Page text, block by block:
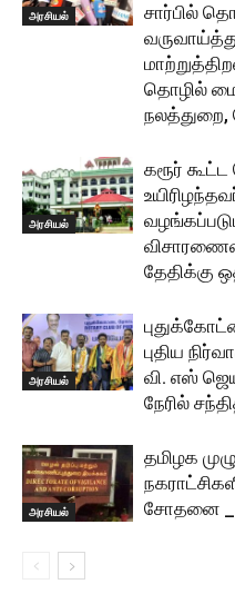
அரசியல்
சார்பில்
தொழில்
நலத்துறை,
அரசியல்
கரூர் கூட்ட
தேதிக்கு
அரசியல்
புதிய
வி. எஸ்
நேரில்
அரசியல்
தமிழக
சோதனை